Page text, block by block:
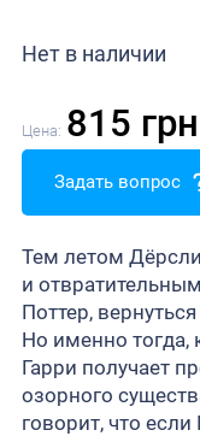
Нет в наличии
Цена: 815
Задать вопрос
Тем летом
и
Поттер,
Но именно тогда,
Гарри получает
озорного
говорит, что